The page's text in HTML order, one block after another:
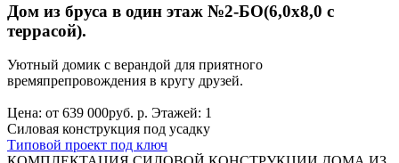
Дом из бруса в один этаж №2-БО(6,0х8,0 с
террасой).
Уютный домик с верандой для приятного
времяпрепровождения в кругу друзей.
Цена: от 639 000руб. р. Этажей: 1
Силовая конструкция под усадку
Типовой проект под ключ